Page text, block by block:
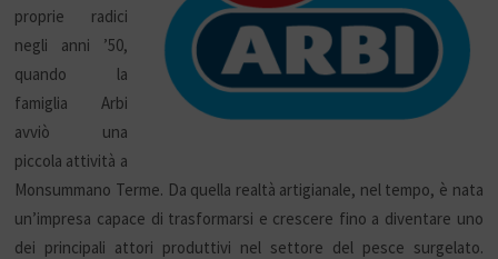
proprie radici
negli anni ’50,
quando la
famiglia Arbi
avviò una
piccola attività a
Monsummano Terme. Da quella realtà artigianale, nel tempo, è nata
un’impresa capace di trasformarsi e crescere fino a diventare uno
dei principali attori produttivi nel settore del pesce surgelato.